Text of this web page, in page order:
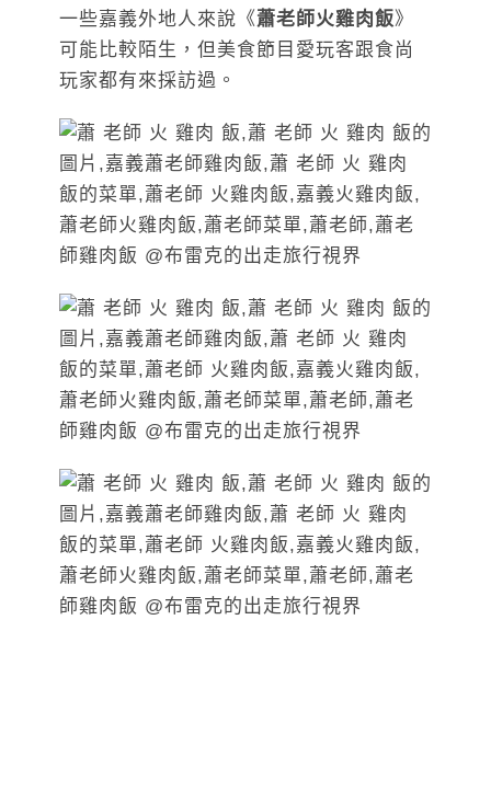
一些嘉義外地人來說《蕭老師火雞肉飯》
可能比較陌生，但美食節目愛玩客跟食尚
玩家都有來採訪過。